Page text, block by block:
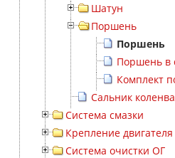
Шатун
Поршень
Поршень
Поршень в
Комплект
Сальник
Система смазки
Крепление двигателя
Система очистки ОГ